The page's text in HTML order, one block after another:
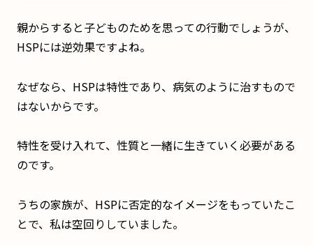
親からすると子どものためを思っての行動でしょうが、
HSPには逆効果ですよね。
なぜなら、HSPは特性であり、病気のように治すもので
はないからです。
特性を受け入れて、性質と一緒に生きていく必要がある
のです。
うちの家族が、HSPに否定的なイメージをもっていたこ
とで、私は空回りしていました。